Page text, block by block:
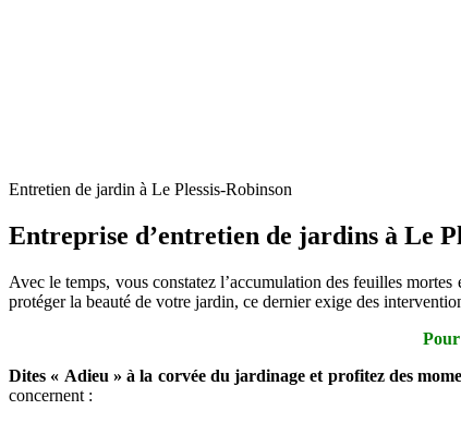
Entretien de jardin à Le Plessis-Robinson
Entreprise d’entretien de jardins à Le
Avec le temps, vous constatez l’accumulation des feuilles
protéger la beauté de votre jardin, ce dernier exige des
Pour
Dites « Adieu » à la corvée du jardinage et profitez des
concernent :